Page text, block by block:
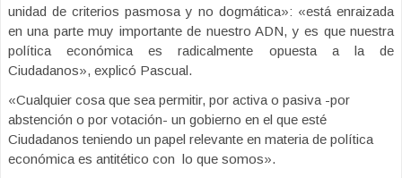
unidad de criterios pasmosa y no dogmática»: «está enraizada
en una parte muy importante de nuestro ADN, y es que nuestra
política económica es radicalmente opuesta a la de
Ciudadanos», explicó Pascual.
«Cualquier cosa que sea permitir, por activa o pasiva -por
abstención o por votación- un gobierno en el que esté
Ciudadanos teniendo un papel relevante en materia de política
económica es antitético con lo que somos».